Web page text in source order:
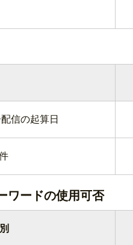
信の起算日
ワードの使用可否